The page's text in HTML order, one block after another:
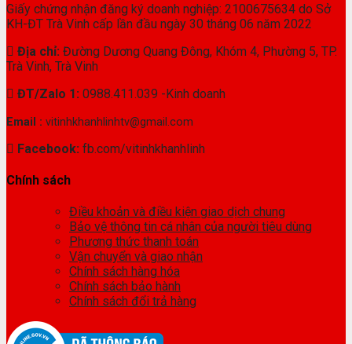
Giấy chứng nhận đăng ký doanh nghiệp: 2100675634 do Sở
KH-ĐT Trà Vinh cấp lần đầu ngày 30 tháng 06 năm 2022
Địa chỉ: Đường Dương Quang Đông, Khóm 4, Phường 5, TP.
Trà Vinh, Trà Vinh
ĐT/Zalo 1: 0988.411.039 -Kinh doanh
Email : vitinhkhanhlinhtv@gmail.com
Facebook: fb.com/vitinhkhanhlinh
Chính sách
Điều khoản và điều kiện giao dịch chung
Bảo vệ thông tin cá nhân của người tiêu dùng
Phương thức thanh toán
Vận chuyển và giao nhận
Chính sách hàng hóa
Chính sách bảo hành
Chính sách đổi trả hàng